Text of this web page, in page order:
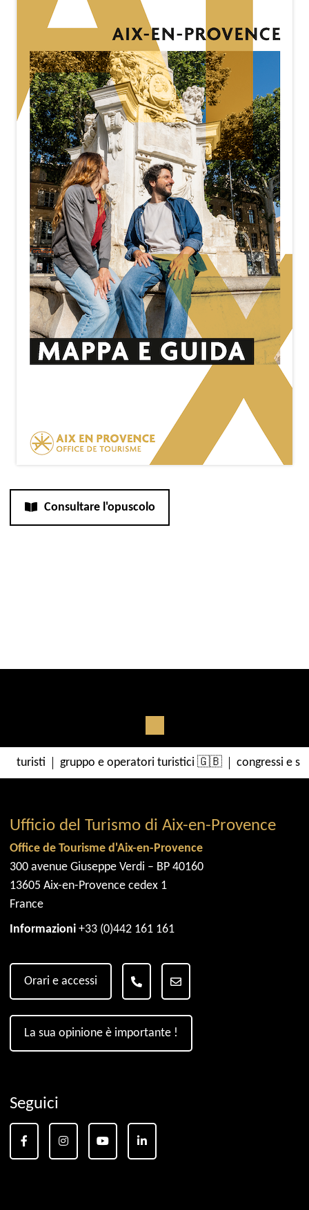
Consultare l'opuscolo
turisti gruppo e operatori turistici 🇬🇧 congressi e
Ufficio del Turismo di Aix-en-Provence
Office de Tourisme d'Aix-en-Provence
300 avenue Giuseppe Verdi – BP 40160
13605 Aix-en-Provence cedex 1
France
Informazioni+33 (0)442 161 161
Orari e accessi
La sua opinione è importante !
Seguici